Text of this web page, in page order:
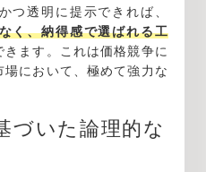
つ透明に提示できれば、
く、納得感で選ばれる工
ます。これは価格競争に
において、極めて強力な
づいた論理的な